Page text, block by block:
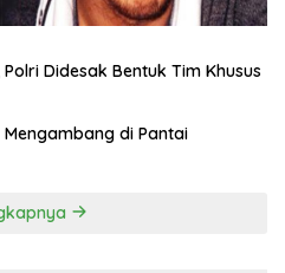
Didesak Bentuk Tim Khusus
Mengambang di Pantai